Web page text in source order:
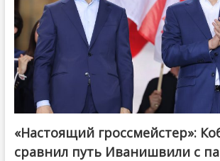
@ქართული ოცნება / Georgian Dream
«Настоящий гроссмейстер»:
сравнил путь Иванишвили с